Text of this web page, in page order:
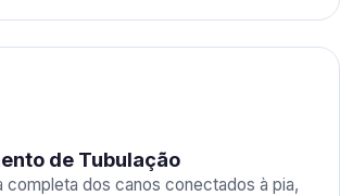
de Tubulação
completa dos canos conectados à pia,